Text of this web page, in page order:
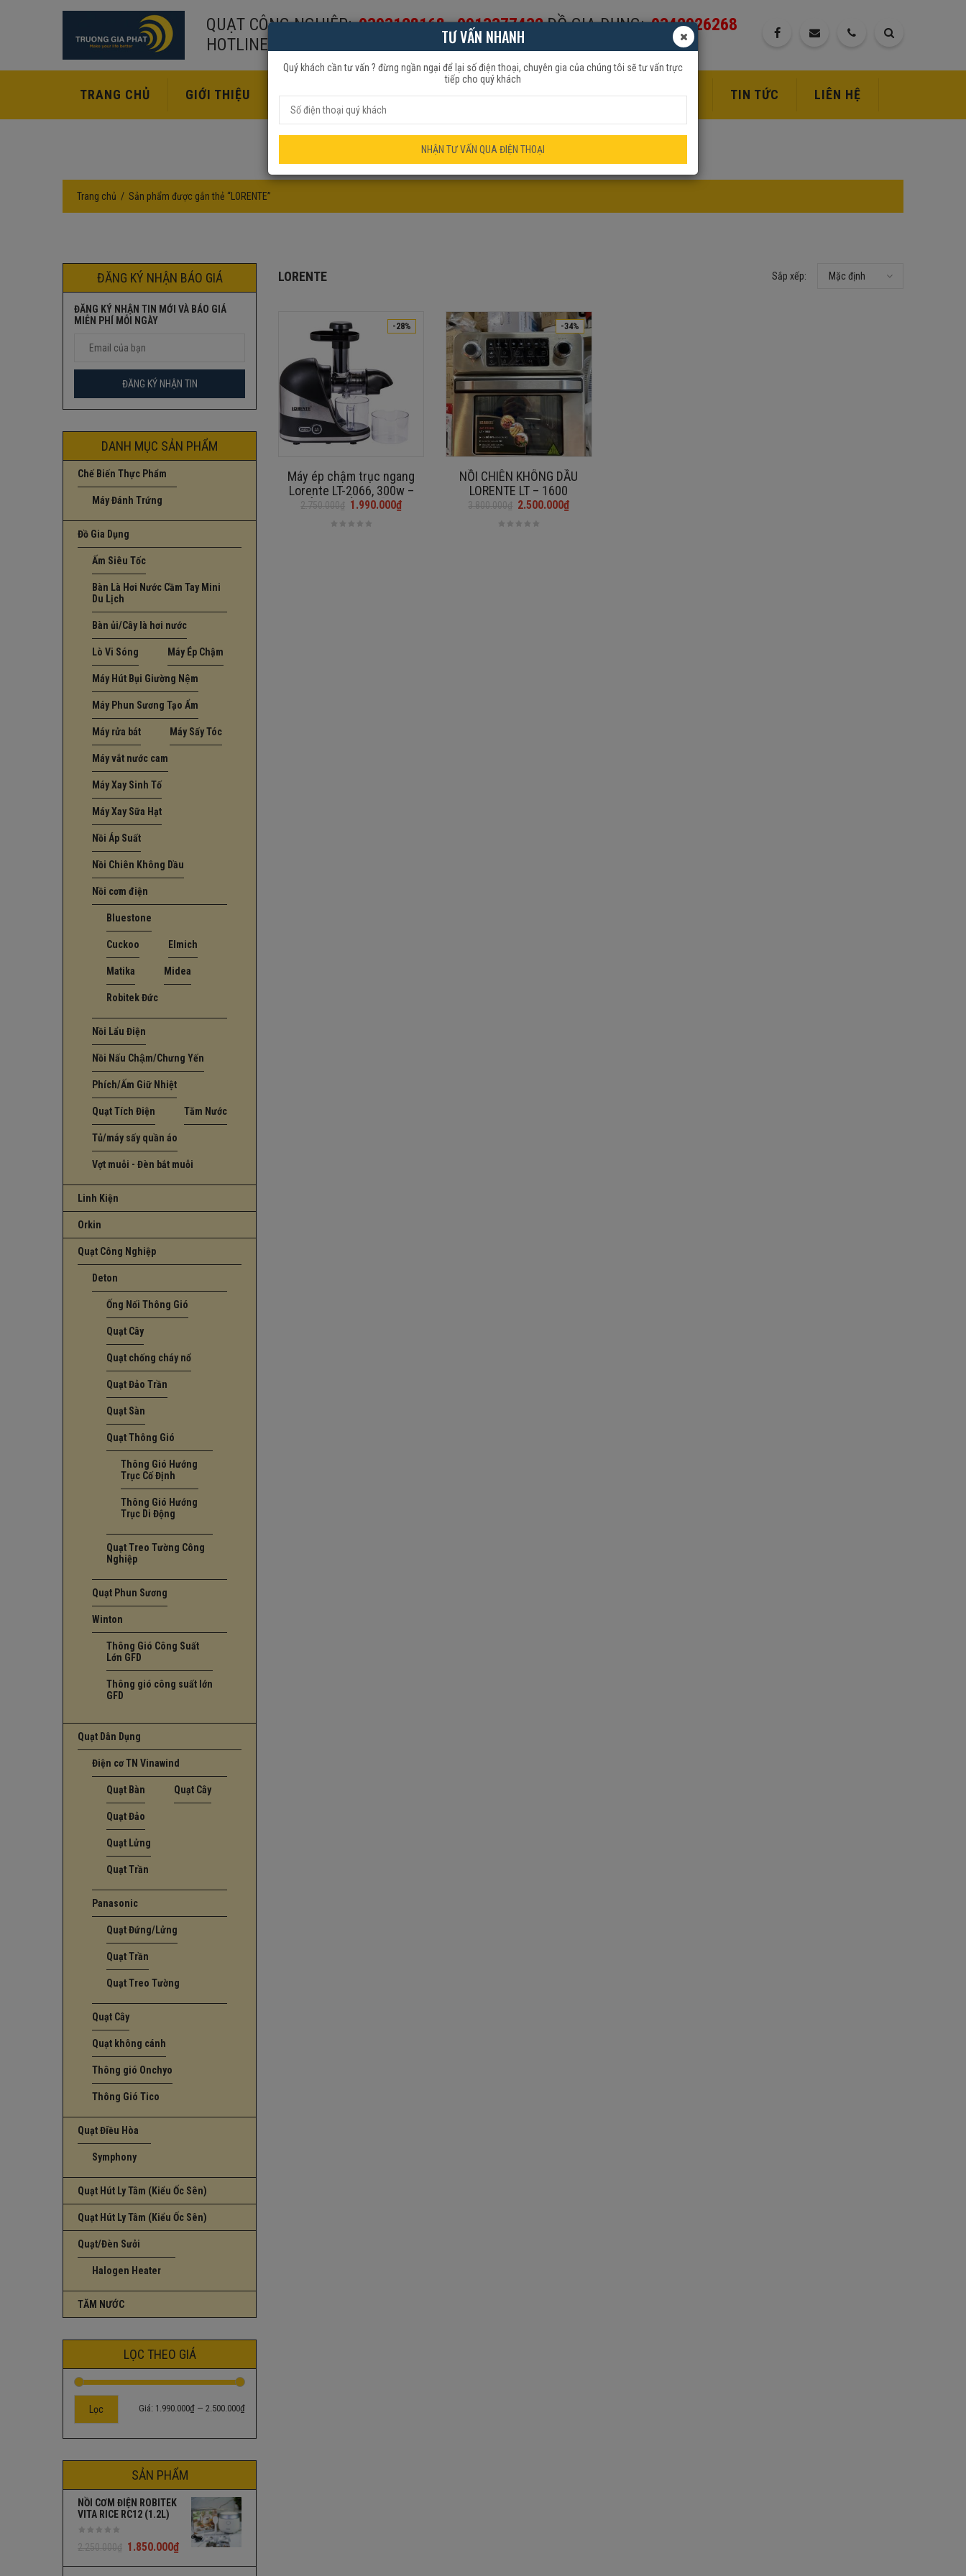
QUẠT CÔNG NGHIỆP: 0393128168-0913377432ĐỒ GIA DỤNG: 0342926268
HOTLINE:
TRANG CHỦ GIỚI THIỆU SẢN PHẨM QUẠT ĐỒ GIA DỤNG KHUYẾN MÃI DỊCH VỤ TIN TỨC LIÊN HỆ
Trang chủ Sản phẩm được gắn thẻ “LORENTE”
ĐĂNG KÝ NHẬN BÁO GIÁ
ĐĂNG KÝ NHẬN TIN MỚI VÀ BÁO GIÁ
MIỄN PHÍ MỖI NGÀY
DANH MỤC SẢN PHẨM
Chế Biến Thực Phẩm
Máy Đánh Trứng
Đồ Gia Dụng
Ấm Siêu Tốc
Bàn Là Hơi Nước Cầm Tay Mini
Du Lịch
Bàn ủi/Cây là hơi nước
Lò Vi Sóng Máy Ép Chậm
Máy Hút Bụi Giường Nệm
Máy Phun Sương Tạo Ẩm
Máy rửa bát Máy Sấy Tóc
Máy vắt nước cam
Máy Xay Sinh Tố
Máy Xay Sữa Hạt
Nồi Áp Suất
Nồi Chiên Không Dầu
Nồi cơm điện
Bluestone
Cuckoo Elmich
Matika Midea
Robitek Đức
Nồi Lẩu Điện
Nồi Nấu Chậm/Chưng Yến
Phích/Ấm Giữ Nhiệt
Quạt Tích Điện Tăm Nước
Tủ/máy sấy quần áo
Vợt muỗi - Đèn bắt muỗi
Linh Kiện
Orkin
Quạt Công Nghiệp
Deton
Ống Nối Thông Gió
Quạt Cây
Quạt chống cháy nổ
Quạt Đảo Trần
Quạt Sàn
Quạt Thông Gió
Thông Gió Hướng
Trục Cố Định
Thông Gió Hướng
Trục Di Động
Quạt Treo Tường Công
Nghiệp
Quạt Phun Sương
Winton
Thông Gió Công Suất
Lớn GFD
Thông gió công suất lớn
GFD
Quạt Dân Dụng
Điện cơ TN Vinawind
Quạt Bàn Quạt Cây
Quạt Đảo
Quạt Lửng
Quạt Trần
Panasonic
Quạt Đứng/Lửng
Quạt Trần
Quạt Treo Tường
Quạt Cây
Quạt không cánh
Thông gió Onchyo
Thông Gió Tico
Quạt Điều Hòa
Symphony
Quạt Hút Ly Tâm (Kiểu Ốc Sên)
Quạt Hút Ly Tâm (Kiểu Ốc Sên)
Quạt/Đèn Sưởi
Halogen Heater
TĂM NƯỚC
LỌC THEO GIÁ
Lọc Giá: 1.990.000₫ — 2.500.000₫
SẢN PHẨM
NỒI CƠM ĐIỆN ROBITEK
VITA RICE RC12 (1.2L)
2.250.000₫ 1.850.000₫
LORENTE Sắp xếp: Mặc định
-28%
Máy ép chậm trục ngang
Lorente LT-2066, 300w –
HÀNG CHÍNH HÃNG
2.750.000₫ 1.990.000₫
-34%
NỒI CHIÊN KHÔNG DẦU
LORENTE LT – 1600
3.800.000₫ 2.500.000₫
TƯ VẤN NHANH
Quý khách cần tư vấn ? đừng ngần ngại để lại số điện thoại, chuyên gia của chúng tôi sẽ tư vấn trực
tiếp cho quý khách
NHẬN TƯ VẤN QUA ĐIỆN THOẠI